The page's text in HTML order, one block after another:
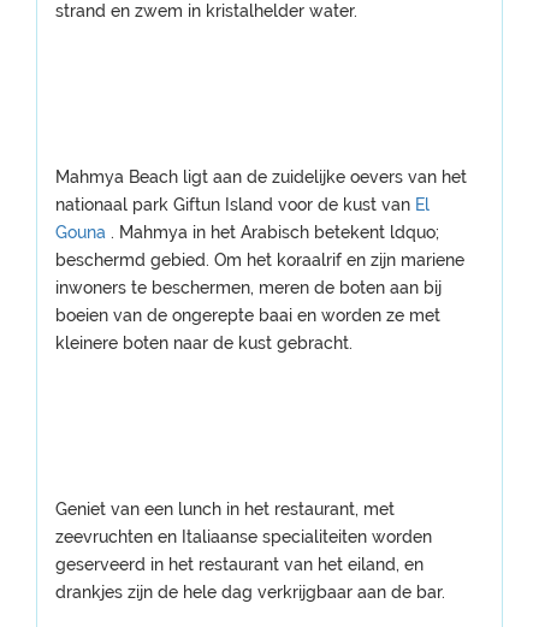
strand en zwem in kristalhelder water.
Mahmya Beach ligt aan de zuidelijke oevers van het
nationaal park Giftun Island voor de kust van El
Gouna . Mahmya in het Arabisch betekent ldquo;
beschermd gebied. Om het koraalrif en zijn mariene
inwoners te beschermen, meren de boten aan bij
boeien van de ongerepte baai en worden ze met
kleinere boten naar de kust gebracht.
Geniet van een lunch in het restaurant, met
zeevruchten en Italiaanse specialiteiten worden
geserveerd in het restaurant van het eiland, en
drankjes zijn de hele dag verkrijgbaar aan de bar.